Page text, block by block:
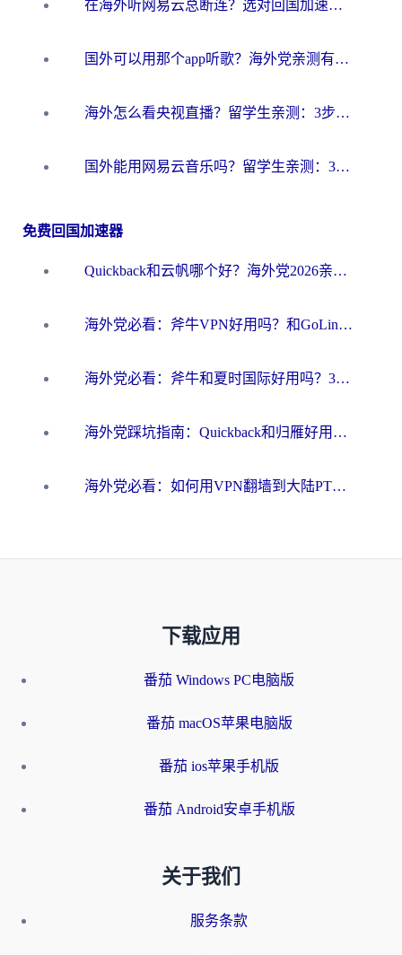
在海外听网易云总断连？选对回国加速器，告别地区限制和卡顿
国外可以用那个app听歌？海外党亲测有效的回国加速方案，轻松听国内音乐听书
海外怎么看央视直播？留学生亲测：3步解决版权限制+追剧自由
国外能用网易云音乐吗？留学生亲测：3步解决海外听歌难题
免费回国加速器
Quickback和云帆哪个好？海外党2026亲测指南：选对加速器大陆工具，无缝刷国内剧玩国服
海外党必看：斧牛VPN好用吗？和GoLinkVPN对比哪个回国效果更好？
海外党必看：斧牛和夏时国际好用吗？3步选对回国加速器，无缝刷国内资源
海外党踩坑指南：Quickback和归雁好用吗？选对加速器才能无缝刷国内资源
海外党必看：如何用VPN翻墙到大陆PTT？一篇解决你所有回国加速痛点
下载应用
番茄 Windows PC电脑版
番茄 macOS苹果电脑版
番茄 ios苹果手机版
番茄 Android安卓手机版
关于我们
服务条款